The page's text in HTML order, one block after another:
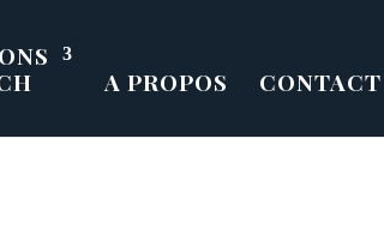
A PROPOS CONTACT